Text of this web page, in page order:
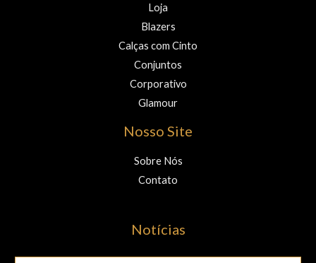
Loja
Blazers
Calças com Cinto
Conjuntos
Corporativo
Glamour
Nosso Site
Sobre Nós
Contato
Notícias